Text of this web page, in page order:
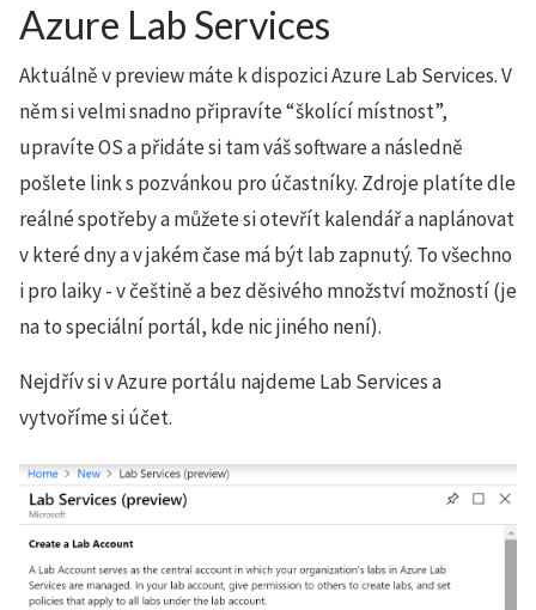
Azure Lab Services
Aktuálně v preview máte k dispozici Azure Lab Services. V
něm si velmi snadno připravíte “školící místnost”,
upravíte OS a přidáte si tam váš software a následně
pošlete link s pozvánkou pro účastníky. Zdroje platíte dle
reálné spotřeby a můžete si otevřít kalendář a naplánovat
v které dny a v jakém čase má být lab zapnutý. To všechno
i pro laiky - v češtině a bez děsivého množství možností (je
na to speciální portál, kde nic jiného není).
Nejdřív si v Azure portálu najdeme Lab Services a
vytvoříme si účet.